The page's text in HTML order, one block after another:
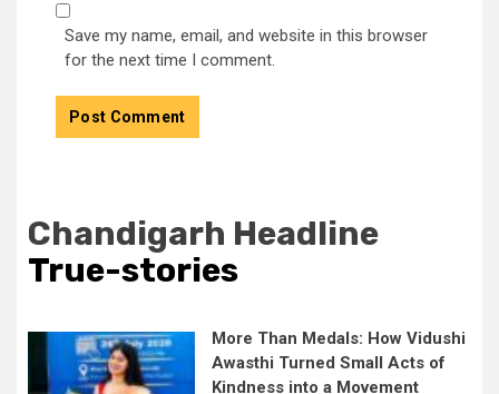
Save my name, email, and website in this browser
for the next time I comment.
Chandigarh Headline
True-stories
More Than Medals: How Vidushi
Awasthi Turned Small Acts of
Kindness into a Movement